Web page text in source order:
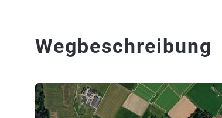
Wegbeschreibung